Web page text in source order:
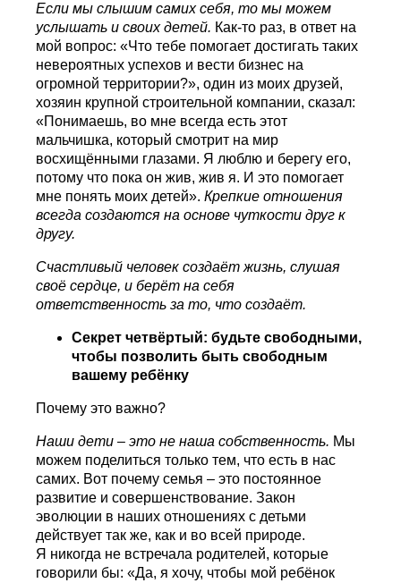
Если мы слышим самих себя, то мы можем
услышать и своих детей. Как-то раз, в ответ на
мой вопрос: «Что тебе помогает достигать таких
невероятных успехов и вести бизнес на
огромной территории?», один из моих друзей,
хозяин крупной строительной компании, сказал:
«Понимаешь, во мне всегда есть этот
мальчишка, который смотрит на мир
восхищёнными глазами. Я люблю и берегу его,
потому что пока он жив, жив я. И это помогает
мне понять моих детей».Крепкие отношения
всегда создаются на основе чуткости друг к
другу.
Счастливый человек создаёт жизнь, слушая
своё сердце, и берёт на себя
ответственность за то, что создаёт.
Секрет четвёртый: будьте свободными,
чтобы позволить быть свободным
вашему ребёнку
Почему это важно?
Наши дети – это не наша собственность. Мы
можем поделиться только тем, что есть в нас
самих. Вот почему семья – это постоянное
развитие и совершенствование. Закон
эволюции в наших отношениях с детьми
действует так же, как и во всей природе.
Я никогда не встречала родителей, которые
говорили бы: «Да, я хочу, чтобы мой ребёнок